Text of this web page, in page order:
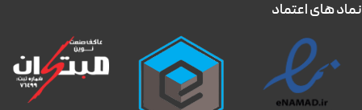
نماد های اعتماد